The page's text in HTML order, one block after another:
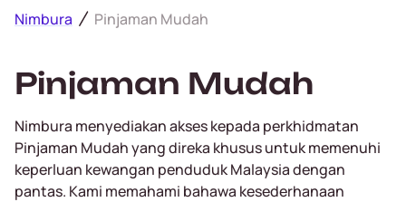
Nimbura Pinjaman Mudah
Pinjaman Mudah
Nimbura menyediakan akses kepada perkhidmatan
Pinjaman Mudah yang direka khusus untuk memenuhi
keperluan kewangan penduduk Malaysia dengan
pantas. Kami memahami bahawa kesederhanaan